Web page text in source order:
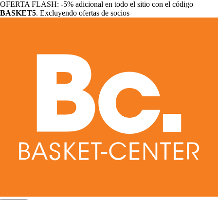
OFERTA FLASH: -5% adicional en todo el sitio con el código
BASKET5. Excluyendo ofertas de socios